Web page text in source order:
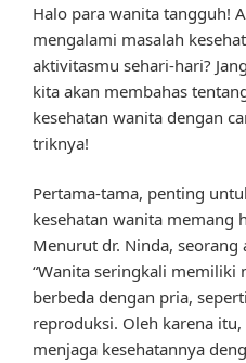
Halo para wanita tangguh!
mengalami masalah
aktivitasmu sehari-hari?
kita akan membahas
kesehatan wanita dengan
triknya!
Pertama-tama, penting
kesehatan wanita memang
Menurut dr. Ninda, seorang
“Wanita seringkali memiliki
berbeda dengan pria,
reproduksi. Oleh karena
menjaga kesehatannya